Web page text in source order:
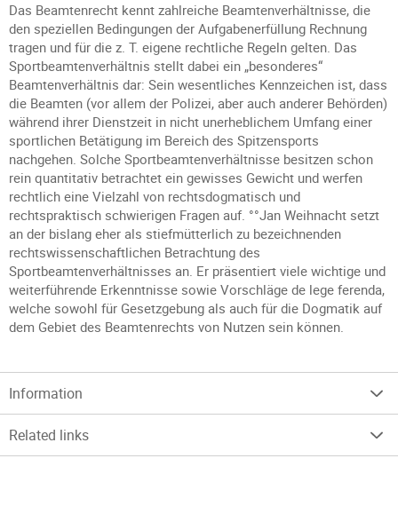
Das Beamtenrecht kennt zahlreiche Beamtenverhältnisse, die
den speziellen Bedingungen der Aufgabenerfüllung Rechnung
tragen und für die z. T. eigene rechtliche Regeln gelten. Das
Sportbeamtenverhältnis stellt dabei ein „besonderes“
Beamtenverhältnis dar: Sein wesentliches Kennzeichen ist, dass
die Beamten (vor allem der Polizei, aber auch anderer Behörden)
während ihrer Dienstzeit in nicht unerheblichem Umfang einer
sportlichen Betätigung im Bereich des Spitzensports
nachgehen. Solche Sportbeamtenverhältnisse besitzen schon
rein quantitativ betrachtet ein gewisses Gewicht und werfen
rechtlich eine Vielzahl von rechtsdogmatisch und
rechtspraktisch schwierigen Fragen auf. °°Jan Weihnacht setzt
an der bislang eher als stiefmütterlich zu bezeichnenden
rechtswissenschaftlichen Betrachtung des
Sportbeamtenverhältnisses an. Er präsentiert viele wichtige und
weiterführende Erkenntnisse sowie Vorschläge de lege ferenda,
welche sowohl für Gesetzgebung als auch für die Dogmatik auf
dem Gebiet des Beamtenrechts von Nutzen sein können.
Information
Related links